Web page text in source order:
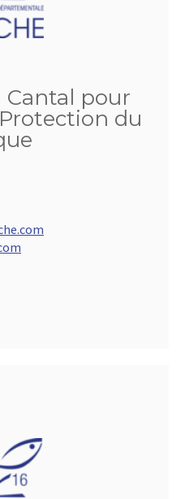
Cantal pour
du